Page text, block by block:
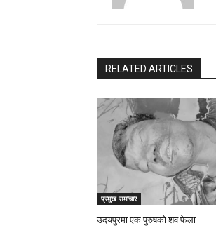
RELATED ARTICLES
प्रमुख समाचार
उदयपुरमा एक पुरुषको शव फेला